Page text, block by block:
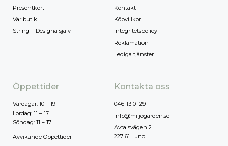
Presentkort
Vår butik
String – Designa själv
Kontakt
Köpvillkor
Integritetspolicy
Reklamation
Lediga tjänster
Öppettider
Vardagar: 10 – 19
Lördag: 11 – 17
Söndag: 11 – 17
Avvikande Öppettider
Kontakta oss
046-13 01 29
info@miljogarden.se
Avtalsvägen 2
227 61 Lund